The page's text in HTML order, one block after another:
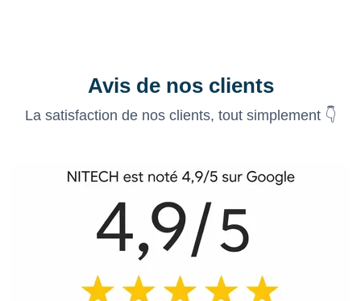
Avis de nos clients
La satisfaction de nos clients, tout simplement 👇